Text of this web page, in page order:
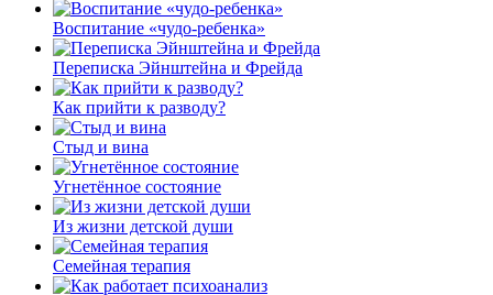
Воспитание «чудо-ребенка»
Переписка Эйнштейна и Фрейда
Как прийти к разводу?
Стыд и вина
Угнетённое состояние
Из жизни детской души
Семейная терапия